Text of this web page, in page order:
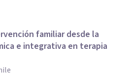
familiar desde la
e integrativa en terapia